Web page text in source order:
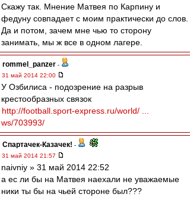
Скажу так. Мнение Матвея по Карпину и
федуну совпадает с моим практически до слов.
Да и потом, зачем мне чью то сторону
занимать, мы ж все в одном лагере.
rommel_panzer -
31 май 2014 22:00
У Озбилиса - подозрение на разрыв
крестообразных связок
http://football.sport-express.ru/world/ ...
ws/703993/
Спартачек-Казачек! -
31 май 2014 21:57
naivniy » 31 май 2014 22:52
а ес ли бы на Матвея наехали не уважаемые
ники ты бы на чьей стороне был???